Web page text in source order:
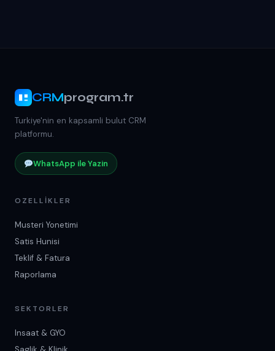
CRMprogram.tr
Turkiye'nin en kapsamli bulut CRM
platformu.
WhatsApp ile Yazin
OZELLIKLER
Musteri Yonetimi
Satis Hunisi
Teklif & Fatura
Raporlama
SEKTORLER
Insaat & GYO